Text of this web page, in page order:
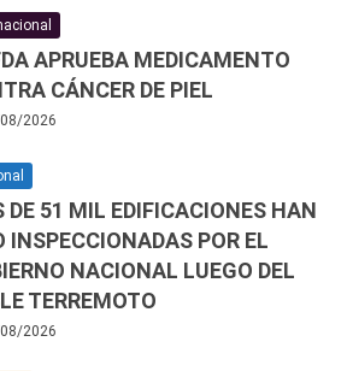
APRUEBA MEDICAMENTO
CÁNCER DE PIEL
2026
DE 51 MIL EDIFICACIONES HAN
INSPECCIONADAS POR EL
NACIONAL LUEGO DEL
TERREMOTO
2026